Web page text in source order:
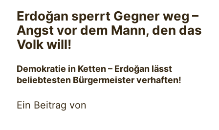
Erdoğan sperrt Gegner weg –
Angst vor dem Mann, den das
Volk will!
Demokratie in Ketten – Erdoğan lässt
beliebtesten Bürgermeister verhaften!
Ein Beitrag von